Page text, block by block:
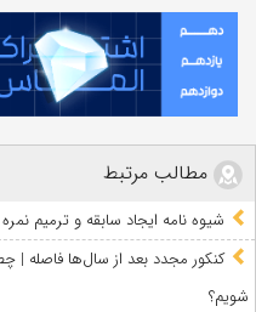
مطالب مرتبط
شیوه نامه ایجاد سابقه و ترمیم نمره
کنکور مجدد بعد از سال‌ها فاصله
شویم؟